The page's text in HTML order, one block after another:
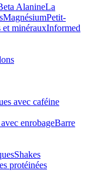
AlanineLa
MagnésiumPetit-
et minérauxInformed
avec caféine
enrobageBarre
Shakes
protéinées